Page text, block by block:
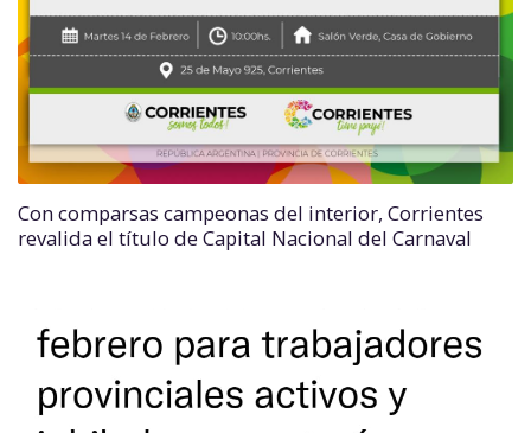
Con comparsas campeonas del interior, Corrientes
revalida el título de Capital Nacional del Carnaval